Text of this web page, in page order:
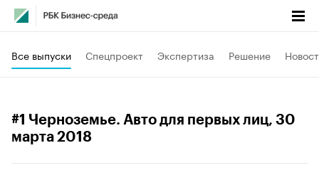
Все выпуски Спецпроект Экспертиза Решение
#1 Черноземье. Авто для первых лиц, 30
марта 2018